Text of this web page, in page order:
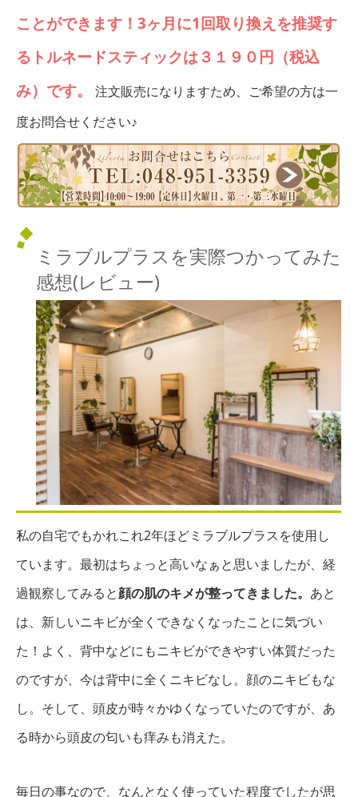
ことができます！ 3ヶ月に1回取り換えを推奨す
るトルネードスティックは３１９０円（税込
み）です。
注文販売になりますため、ご希望の方は一
度お問合せください♪
ミラブルプラスを実際つかってみた
感想(レビュー)
私の自宅でもかれこれ2年ほどミラブルプラスを使用し
ています。最初はちょっと高いなぁと思いましたが、経
過観察してみると顔の肌のキメが整ってきました。 あと
は、新しいニキビが全くできなくなったことに気づい
た！よく、背中などにもニキビができやすい体質だった
のですが、今は背中に全くニキビなし。顔のニキビもな
し。そして、頭皮が時々かゆくなっていたのですが、あ
る時から頭皮の匂いも痒みも消えた。
毎日の事なので、なんとなく使っていた程度でしたが思